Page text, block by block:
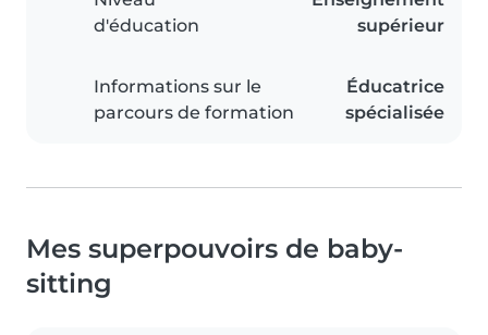
d'éducation
supérieur
Informations sur le
parcours de formation
Éducatrice
spécialisée
Mes superpouvoirs de baby-
sitting